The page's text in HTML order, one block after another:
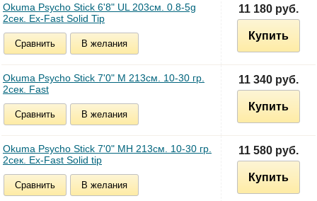
Okuma Psycho Stick 6'8" UL 203см. 0.8-5g
2сек. Ex-Fast Solid Tip
Сравнить В желания
11 180 руб.
Купить
Okuma Psycho Stick 7'0" M 213см. 10-30 гр.
2сек. Fast
Сравнить В желания
11 340 руб.
Купить
Okuma Psycho Stick 7'0" MH 213см. 10-30 гр.
2сек. Ex-Fast Solid tip
Сравнить В желания
11 580 руб.
Купить